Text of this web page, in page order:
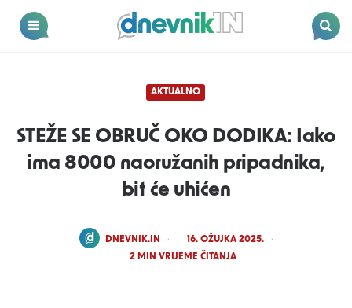
Dnevnik.in
AKTUALNO
STEŽE SE OBRUČ OKO DODIKA: Iako
ima 8000 naoružanih pripadnika,
bit će uhićen
POSTED
DNEVNIK.IN
16. OŽUJKA 2025.
2 MIN VRIJEME ČITANJA